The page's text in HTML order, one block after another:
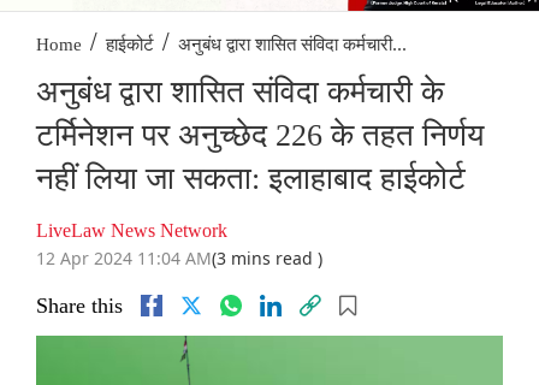
Home / हाईकोर्ट / अनुबंध द्वारा शासित संविदा कर्मचारी...
अनुबंध द्वारा शासित संविदा कर्मचारी के
टर्मिनेशन पर अनुच्छेद 226 के तहत निर्णय
नहीं लिया जा सकता: इलाहाबाद हाईकोर्ट
LiveLaw News Network
12 Apr 2024 11:04 AM(3 mins read )
Share this